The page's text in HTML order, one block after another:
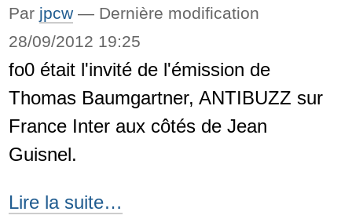
Par jpcw— Dernière modification
28/09/2012 19:25
fo0 était l'invité de l'émission de
Thomas Baumgartner, ANTIBUZZ sur
France Inter aux côtés de Jean
Guisnel.
fo0
Lire la suite…